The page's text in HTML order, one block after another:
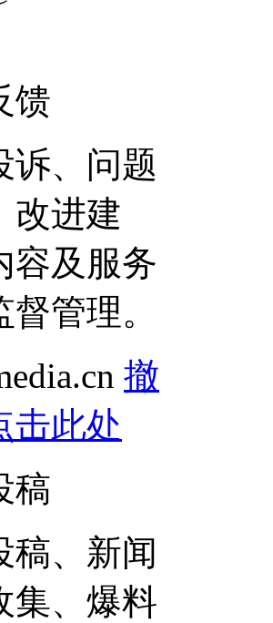
馈
诉、问题
改进建
容及服务
督管理。
撤
击此处
稿
稿、新闻
集、爆料